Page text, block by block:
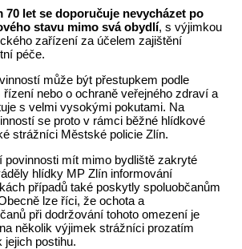
70 let se doporučuje nevycházet po
stavu mimo svá obydlí, s výjimkou
zařízení za účelem zajištění
péče.
může být přestupkem podle
nebo o ochraně veřejného zdraví a
s velmi vysokými pokutami. Na
se proto v rámci běžné hlídkové
strážníci Městské policie Zlín.
povinnosti mít mimo bydliště zakryté
hlídky MP Zlín informování
případů také poskytly spoluobčanům
lze říci, že ochota a
při dodržování tohoto omezení je
několik výjimek strážníci prozatím
jejich postihu.